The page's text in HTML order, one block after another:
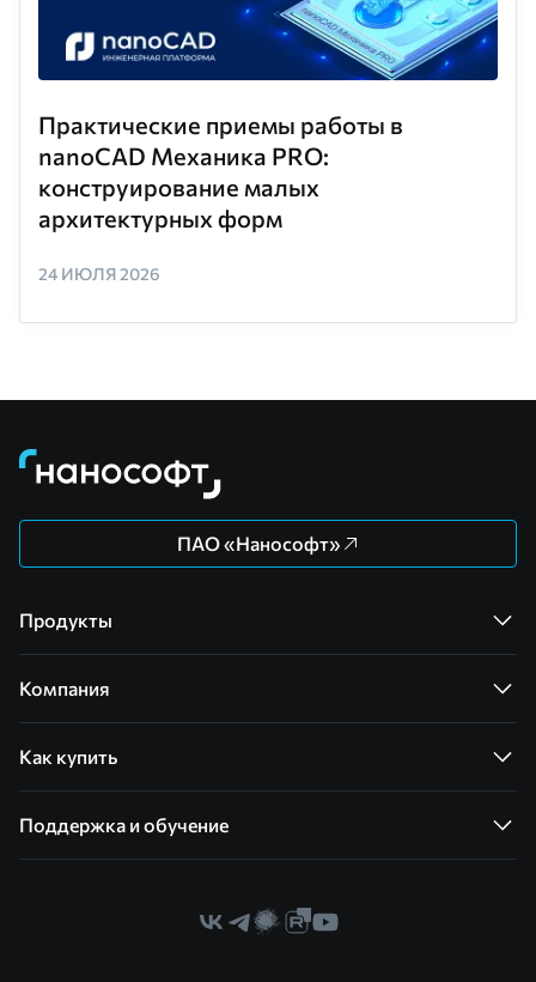
Практические приемы работы в
nanoCAD Механика PRO:
конструирование малых
архитектурных форм
24 ИЮЛЯ 2026
ПАО «Нанософт»
Продукты
Компания
Как купить
Поддержка и обучение